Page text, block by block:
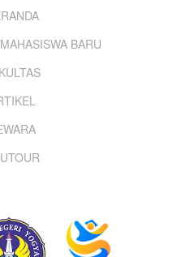
BARU